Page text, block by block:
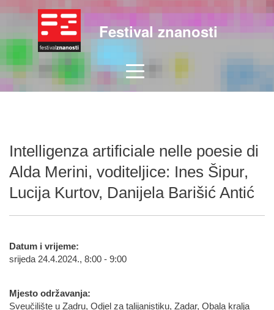
Festival znanosti
Intelligenza artificiale nelle poesie di
Alda Merini, voditeljice: Ines Šipur,
Lucija Kurtov, Danijela Barišić Antić
Datum i vrijeme:
srijeda 24.4.2024., 8:00 - 9:00
Mjesto održavanja:
Sveučilište u Zadru, Odjel za talijanistiku, Zadar, Obala kralja